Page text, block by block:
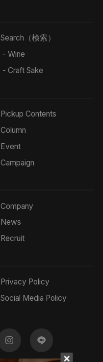
Search（検索）
- Wine
- Craft Sake
Pickup Contents
Column
Event
Campaign
Company
News
Recruit
Privacy Policy
Social Media Policy